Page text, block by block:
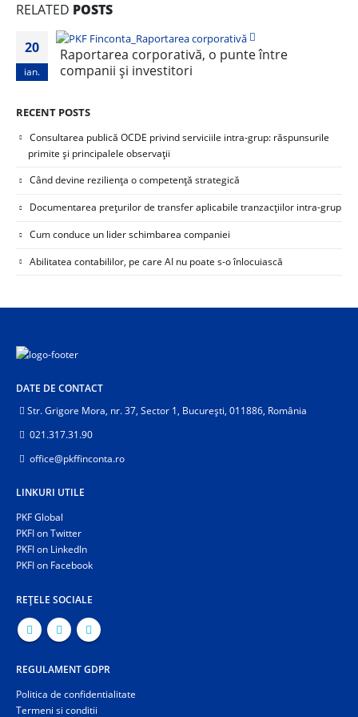
RELATED POSTS
20
ian.
Raportarea corporativă, o punte între
companii și investitori
RECENT POSTS
Consultarea publică OCDE privind serviciile intra-grup: răspunsurile
primite și principalele observații
Când devine reziliența o competență strategică
Documentarea prețurilor de transfer aplicabile tranzacțiilor intra-grup
Cum conduce un lider schimbarea companiei
Abilitatea contabililor, pe care AI nu poate s-o înlocuiască
DATE DE CONTACT
Str. Grigore Mora, nr. 37, Sector 1, București, 011886, România
021.317.31.90
office@pkffinconta.ro
LINKURI UTILE
PKF Global
PKFI on Twitter
PKFI on LinkedIn
PKFI on Facebook
REȚELE SOCIALE
REGULAMENT GDPR
Politica de confidentialitate
Termeni si conditii